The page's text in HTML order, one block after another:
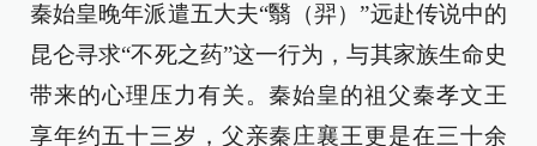
秦始皇晚年派遣五大夫“翳（羿）”远赴传说中的
昆仑寻求“不死之药”这一行为，与其家族生命史
带来的心理压力有关。秦始皇的祖父秦孝文王
享年约五十三岁，父亲秦庄襄王更是在三十余